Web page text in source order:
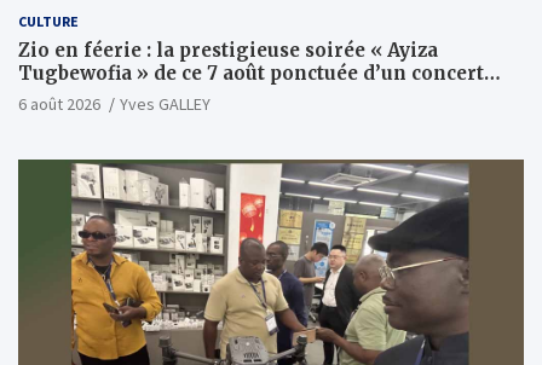
CULTURE
Zio en féerie : la prestigieuse soirée « Ayiza
Tugbewofia » de ce 7 août ponctuée d’un concert
XXL d’anthologie
6 août 2026 Yves GALLEY